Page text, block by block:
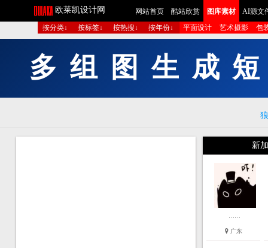
欧莱凯设计网 网站首页 酷站欣赏 图库素材
AI源文
按分类↓
按标签↓ 按热搜↓ 按年份↓ 平面设计 艺术摄影 包
多 组 图 生 成 短
狼
新
广东